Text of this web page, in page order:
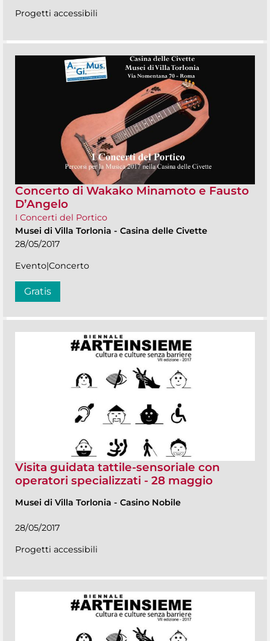
Progetti accessibili
Concerto di Wakako Minamoto e Fausto
D’Angelo
I Concerti del Portico
Musei di Villa Torlonia - Casina delle Civette
28/05/2017
Evento|Concerto
Gratis
Visita guidata tattile-sensoriale con
operatori specializzati - 28 maggio
Musei di Villa Torlonia - Casino Nobile
28/05/2017
Progetti accessibili